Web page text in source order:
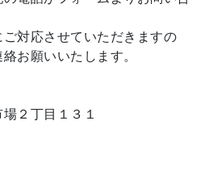
対応させていただきますの
お願いいたします。
２丁目１３１